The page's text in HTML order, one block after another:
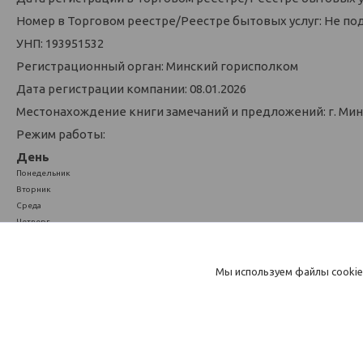
Номер в Торговом реестре/Реестре бытовых услуг: Не
УНП: 193951532
Регистрационный орган: Минский горисполком
Дата регистрации компании: 08.01.2026
Местонахождение книги замечаний и предложений: г.
Режим работы:
День
Понедельник
Вторник
Среда
Четверг
Мы используем файлы